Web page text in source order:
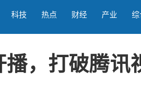
科技 热点 财经 产业 综
播，打破腾